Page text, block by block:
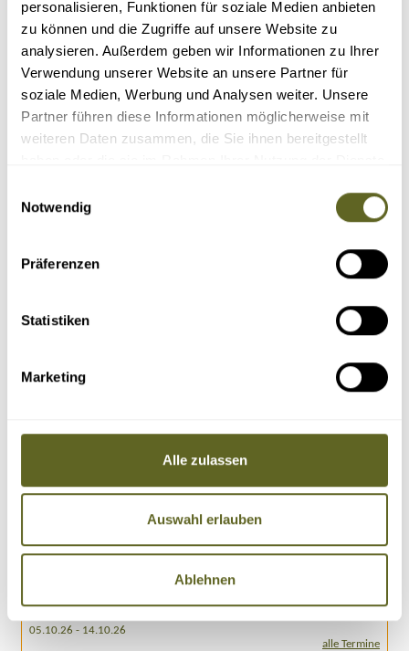
personalisieren, Funktionen für soziale Medien anbieten
zu können und die Zugriffe auf unsere Website zu
analysieren. Außerdem geben wir Informationen zu Ihrer
Verwendung unserer Website an unsere Partner für
soziale Medien, Werbung und Analysen weiter. Unsere
Partner führen diese Informationen möglicherweise mit
weiteren Daten zusammen, die Sie ihnen bereitgestellt
Notwendig
Präferenzen
Statistiken
Marketing
Alle zulassen
Auswahl erlauben
Ablehnen
ab 1.590 Euro zzgl. Flug
KILIMANJARO UND SAFARI - DER AT KLASSIKER
18.08.26 - 27.08.26
05.10.26 - 14.10.26
alle Termine